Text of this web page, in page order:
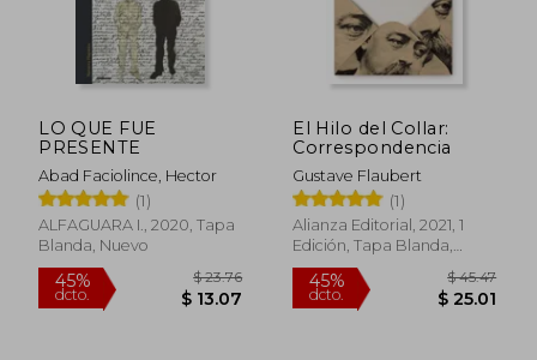
LO QUE FUE
PRESENTE
Abad Faciolince, Hector
(1)
ALFAGUARA I., 2020, Tapa
Blanda, Nuevo
El Hilo del Collar:
Correspondencia
Gustave Flaubert
(1)
Alianza Editorial, 2021, 1
Edición, Tapa Blanda,
Nuevo